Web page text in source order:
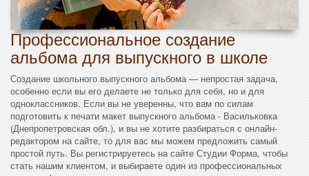
Профессиональное создание
альбома для выпускного в школе
Создание школьного выпускного альбома — непростая задача,
особенно если вы его делаете не только для себя, но и для
одноклассников. Если вы не уверенны, что вам по силам
подготовить к печати макет выпускного альбома - Васильковка
(Днепропетровская обл.), и вы не хотите разбираться с онлайн-
редактором на сайте, то для вас мы можем предложить самый
простой путь. Вы регистрируетесь на сайте Студии Форма, чтобы
стать нашим клиентом, и выбираете один из профессиональных